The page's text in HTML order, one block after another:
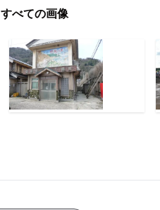
すべての画像